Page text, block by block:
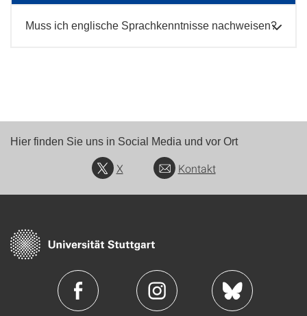
Muss ich englische Sprachkenntnisse nachweisen?
Hier finden Sie uns in Social Media und vor Ort
X Kontakt